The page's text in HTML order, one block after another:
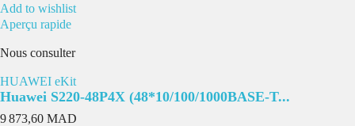
Add to wishlist
Aperçu rapide
Nous consulter
HUAWEI eKit
Huawei S220-48P4X (48*10/100/1000BASE-T...
Prix
9 873,60 MAD